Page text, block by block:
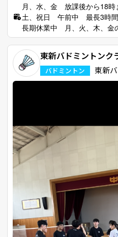
月、水、金 放課後から18
土、祝日 午前中 最長3時間
長期休業中 月、火、木、金
東新バドミントンク
バドミントン 東新